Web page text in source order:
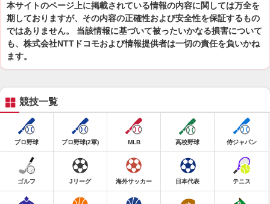
本サイトのページ上に掲載されている情報の内容に関しては万全を
期しておりますが、その内容の正確性および安全性を保証するもの
ではありません。 当該情報に基づいて被ったいかなる損害について
も、株式会社NTTドコモおよび情報提供者は一切の責任を負いかね
ます。
競技一覧
プロ野球 プロ野球(2軍) MLB 高校野球 侍ジャパン
ゴルフ Jリーグ 海外サッカー 日本代表 テニス